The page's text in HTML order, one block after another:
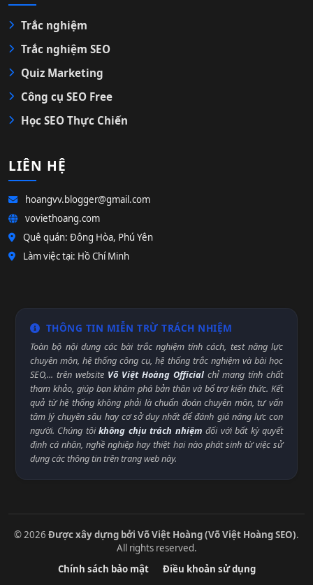
Trắc nghiệm
Trắc nghiệm SEO
Quiz Marketing
Công cụ SEO Free
Học SEO Thực Chiến
LIÊN HỆ
hoangvv.blogger@gmail.com
voviethoang.com
Quê quán: Đông Hòa, Phú Yên
Làm việc tại: Hồ Chí Minh
THÔNG TIN MIỄN TRỪ TRÁCH NHIỆM
Toàn bộ nội dung các bài trắc nghiệm tính cách, test năng lực
chuyên môn, hệ thống công cụ, hệ thống trắc nghiệm và bài học
SEO,... trên website Võ Việt Hoàng Official chỉ mang tính chất
tham khảo, giúp bạn khám phá bản thân và bổ trợ kiến thức. Kết
quả từ hệ thống không phải là chuẩn đoán chuyên môn, tư vấn
tâm lý chuyên sâu hay cơ sở duy nhất để đánh giá năng lực con
người. Chúng tôikhông chịu trách nhiệm đối với bất kỳ quyết
định cá nhân, nghề nghiệp hay thiệt hại nào phát sinh từ việc sử
dụng các thông tin trên trang web này.
© 2026 Được xây dựng bởi Võ Việt Hoàng (Võ Việt Hoàng SEO).
All rights reserved.
Chính sách bảo mật
Điều khoản sử dụng